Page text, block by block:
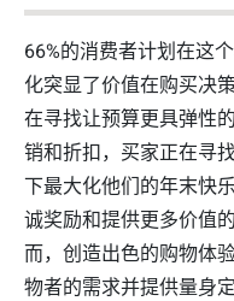
66%的消费者计划在这
化突显了价值在购买决
在寻找让预算更具弹性
销和折扣，买家正在寻
下最大化他们的年末快
诚奖励和提供更多价值
而，创造出色的购物体
物者的需求并提供量身